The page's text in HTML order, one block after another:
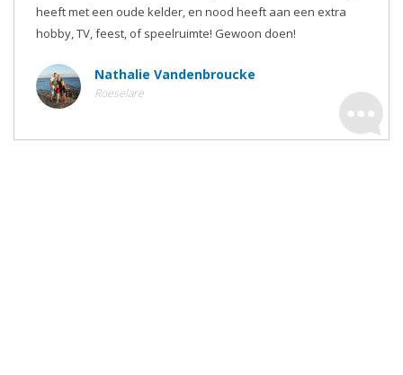
heeft met een oude kelder, en nood heeft aan een extra
hobby, TV, feest, of speelruimte! Gewoon doen!
Nathalie Vandenbroucke
Roeselare